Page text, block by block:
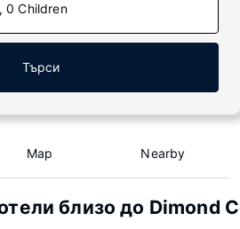
0 Children
Търси
Map Nearby
близо до Dimond